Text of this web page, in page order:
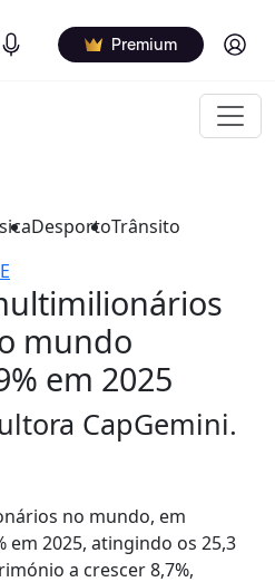
Podcasts Premium Log in
DesportoTrânsito
mundo
em 2025
CapGemini.
no mundo, em
em 2025, atingindo os 25,3
a crescer 8,7%,